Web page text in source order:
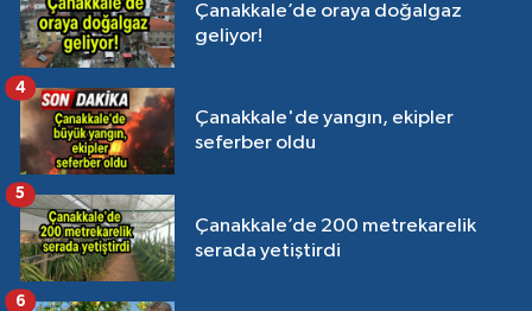
Çanakkale’de oraya doğalgaz
geliyor!
Çanakkale'de yangın, ekipler
seferber oldu
4
Çanakkale’de 200 metrekarelik
serada yetiştirdi
5
6